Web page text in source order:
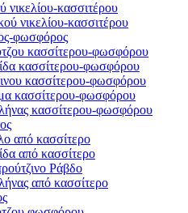
κασσιτέρου
νικελίου-κασσιτέρου
φωσφόρος
κασσίτερου-φωσφόρου
κασσίτερου-φωσφόρου
κασσίτερου-φωσφόρου
κασσίτερου-φωσφόρου
κασσίτερου-φωσφόρου
από κασσίτερο
από κασσίτερο
Ράβδο
από κασσίτερο